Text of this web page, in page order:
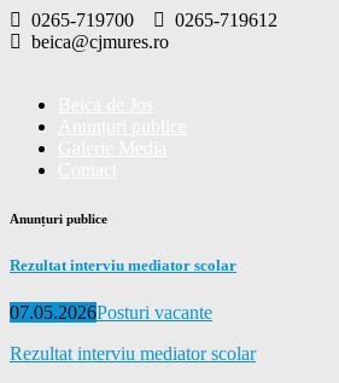
Skip
to
0265-719700
0265-719612
beica@cjmures.ro
Anunțuri publice
Rezultat interviu mediator scolar
Posted
07.05.2026Categories
Posturi vacante
Rezultat interviu mediator scolar